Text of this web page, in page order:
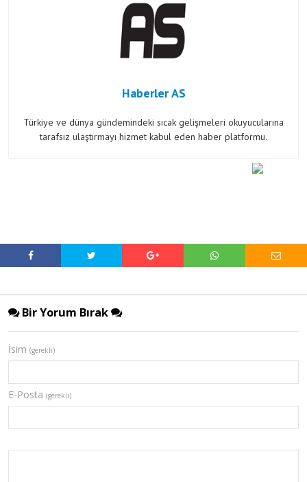
Haberler AS
Türkiye ve dünya gündemindeki sıcak gelişmeleri okuyucularına
tarafsız ulaştırmayı hizmet kabul eden haber platformu.
Bir Yorum Bırak
İsim (gerekli)
E-Posta (gerekli)